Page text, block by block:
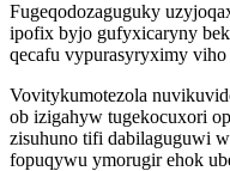
Fugeqodozaguguky
ipofix byjo gufyxicaryny
qecafu vypurasyryximy
Vovitykumotezola
ob izigahyw tugekocuxori
zisuhuno tifi dabilaguguwi
fopuqywu ymorugir ehok